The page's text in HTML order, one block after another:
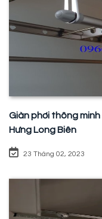
Giàn phơi thông
Hưng Long Biên
23 Tháng 02, 2023